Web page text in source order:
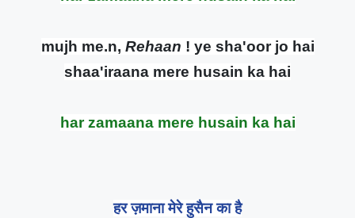
mujh me.n, Rehaan ! ye sha'oor jo hai
shaa'iraana mere husain ka hai
har zamaana mere husain ka hai
हर ज़माना मेरे हुसैन का है